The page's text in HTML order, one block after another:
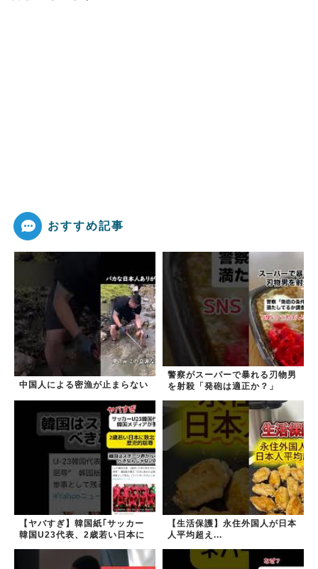
おすすめ記事
中国人による密漁が止まらない
警察がスーパーで暴れる刃物男
を射殺「発砲は適正か？」
【ヤバすぎ】韓国紙｢サッカー
韓国U23代表、2歳若い日本に
【生活保護】永住外国人が日本
人平均超え...